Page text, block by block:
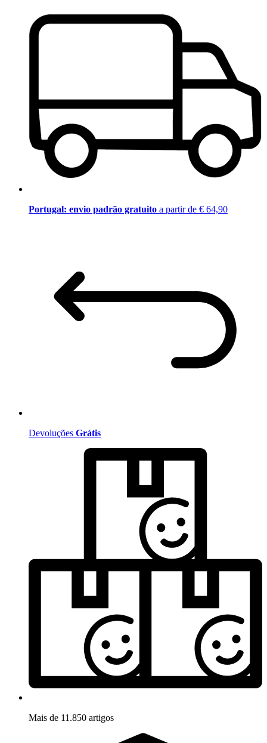
Portugal: envio padrão gratuito a partir de € 64,90
Devoluções Grátis
Mais de 11.850 artigos